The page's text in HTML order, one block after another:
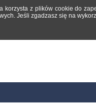
korzysta z plików cookie do
Jeśli zgadzasz się na